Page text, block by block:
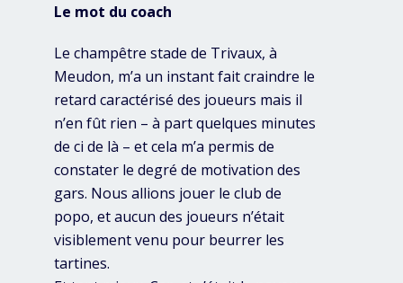
Le mot du coach
Le champêtre stade de Trivaux, à
Meudon, m’a un instant fait craindre le
retard caractérisé des joueurs mais il
n’en fût rien – à part quelques minutes
de ci de là – et cela m’a permis de
constater le degré de motivation des
gars. Nous allions jouer le club de
popo, et aucun des joueurs n’était
visiblement venu pour beurrer les
tartines.